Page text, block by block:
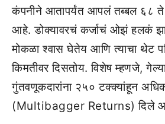
कंपनीने आतापर्यंत आपलं तब्बल ६८
आहे. डोक्यावरचं कर्जाचं ओझं हलकं
मोकळा श्वास घेतेय आणि त्याचा थेट
किमतीवर दिसतोय. विशेष म्हणजे,
गुंतवणूकदारांना २५० टक्क्यांहून अधिक
(Multibagger Returns) दिले